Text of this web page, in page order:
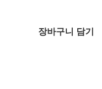
장바구니 담기